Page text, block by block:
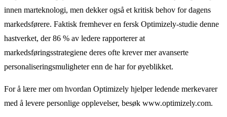
innen marteknologi, men dekker også et kritisk behov for dagens
markedsførere. Faktisk fremhever en fersk Optimizely-studie denne
hastverket, der 86 % av ledere rapporterer at
markedsføringsstrategiene deres ofte krever mer avanserte
personaliseringsmuligheter enn de har for øyeblikket.
For å lære mer om hvordan Optimizely hjelper ledende merkevarer
med å levere personlige opplevelser, besøk www.optimizely.com.